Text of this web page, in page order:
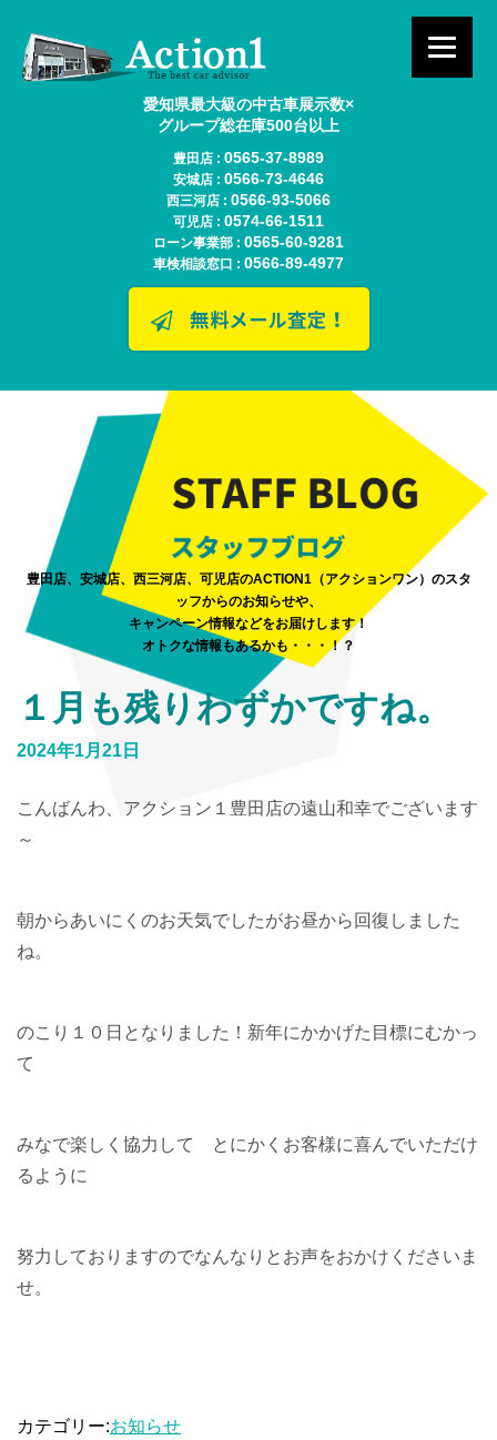
愛知県最大級の中古車展示数×
グループ総在庫500台以上
豊田店 : 0565-37-8989
安城店 : 0566-73-4646
西三河店 : 0566-93-5066
可児店 : 0574-66-1511
ローン事業部 : 0565-60-9281
車検相談窓口 : 0566-89-4977
豊田店、安城店、西三河店、可児店のACTION1（アクションワン）のスタ
ッフからのお知らせや、
キャンペーン情報などをお届けします！
オトクな情報もあるかも・・・！？
１月も残りわずかですね。
2024年1月21日
こんばんわ、アクション１豊田店の遠山和幸でございます
～
朝からあいにくのお天気でしたがお昼から回復しました
ね。
のこり１０日となりました！新年にかかげた目標にむかっ
て
みなで楽しく協力して とにかくお客様に喜んでいただけ
るように
努力しておりますのでなんなりとお声をおかけくださいま
せ。
カテゴリー:お知らせ